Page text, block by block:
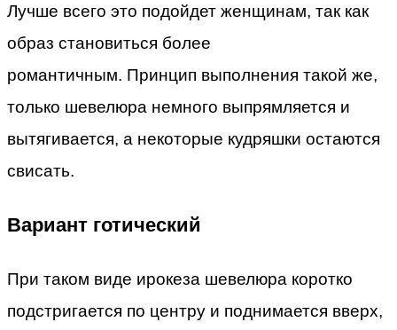
Лучше всего это подойдет женщинам, так как
образ становиться более
романтичным. Принцип выполнения такой же,
только шевелюра немного выпрямляется и
вытягивается, а некоторые кудряшки остаются
свисать.
Вариант готический
При таком виде ирокеза шевелюра коротко
подстригается по центру и поднимается вверх,